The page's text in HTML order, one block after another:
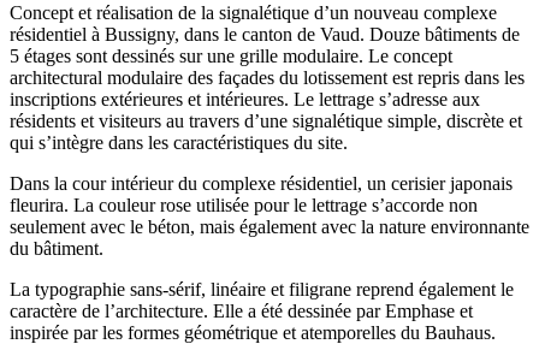
Concept et réalisation de la signalétique d’un nouveau complexe
résidentiel à Bussigny, dans le canton de Vaud. Douze bâtiments de
5 étages sont dessinés sur une grille modulaire. Le concept
architectural modulaire des façades du lotissement est repris dans les
inscriptions extérieures et intérieures. Le lettrage s’adresse aux
résidents et visiteurs au travers d’une signalétique simple, discrète et
qui s’intègre dans les caractéristiques du site.
Dans la cour intérieur du complexe résidentiel, un cerisier japonais
fleurira. La couleur rose utilisée pour le lettrage s’accorde non
seulement avec le béton, mais également avec la nature environnante
du bâtiment.
La typographie sans-sérif, linéaire et filigrane reprend également le
caractère de l’architecture. Elle a été dessinée par Emphase et
inspirée par les formes géométrique et atemporelles du Bauhaus.